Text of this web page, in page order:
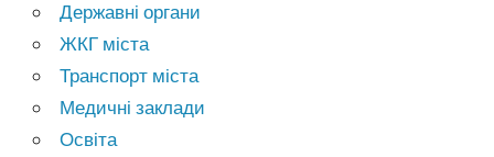
Державні органи
ЖКГ міста
Транспорт міста
Медичні заклади
Освіта